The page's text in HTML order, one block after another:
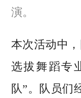
演。
本次活动中
选拔舞蹈专
队”。队员们